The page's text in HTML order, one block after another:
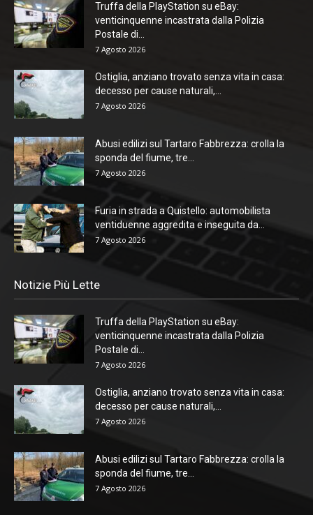
Truffa della PlayStation su eBay:
venticinquenne incastrata dalla Polizia
Postale di...
7 Agosto 2026
Ostiglia, anziano trovato senza vita in casa:
decesso per cause naturali,...
7 Agosto 2026
Abusi edilizi sul Tartaro Fabbrezza: crolla la
sponda del fiume, tre...
7 Agosto 2026
Furia in strada a Quistello: automobilista
ventiduenne aggredita e inseguita da...
7 Agosto 2026
Notizie Più Lette
Truffa della PlayStation su eBay:
venticinquenne incastrata dalla Polizia
Postale di...
7 Agosto 2026
Ostiglia, anziano trovato senza vita in casa:
decesso per cause naturali,...
7 Agosto 2026
Abusi edilizi sul Tartaro Fabbrezza: crolla la
sponda del fiume, tre...
7 Agosto 2026